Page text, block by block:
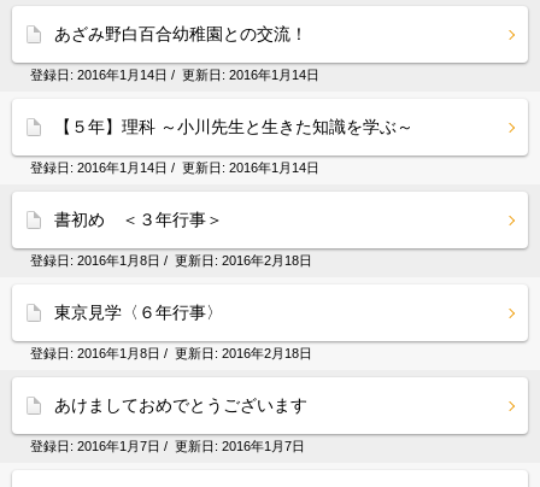
あざみ野白百合幼稚園との交流！
登録日: 2016年1月14日 / 更新日: 2016年1月14日
【５年】理科 ～小川先生と生きた知識を学ぶ～
登録日: 2016年1月14日 / 更新日: 2016年1月14日
書初め ＜３年行事＞
登録日: 2016年1月8日 / 更新日: 2016年2月18日
東京見学〈６年行事〉
登録日: 2016年1月8日 / 更新日: 2016年2月18日
あけましておめでとうございます
登録日: 2016年1月7日 / 更新日: 2016年1月7日